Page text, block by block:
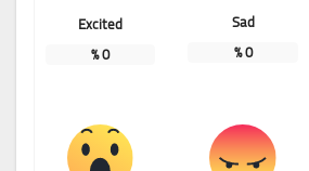
Sad
0
%
Excited
0
%